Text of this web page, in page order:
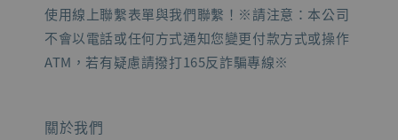
使用線上聯繫表單與我們聯繫！※請注意：本公司
不會以電話或任何方式通知您變更付款方式或操作
ATM，若有疑慮請撥打165反詐騙專線※
關於我們